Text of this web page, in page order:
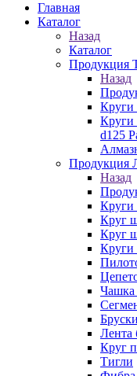
Главная
Каталог
Назад
Каталог
Продукция
Назад
Круги
Круги
d125
Продукция
Назад
Круги
Круг
Круг
Круги
Чашка
Бруски
Лента
Круг
Тигли